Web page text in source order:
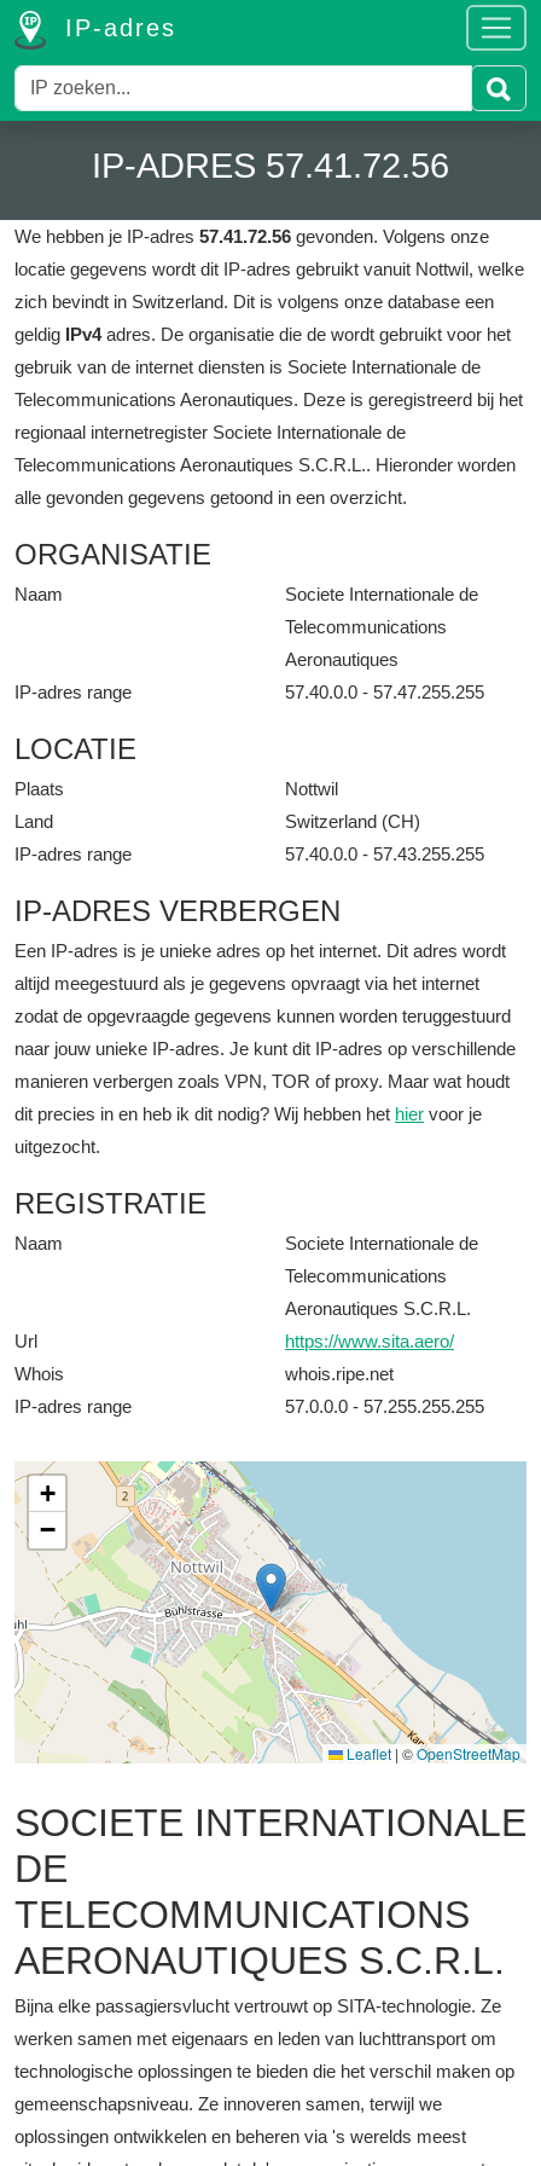
IP-adres
IP-ADRES 57.41.72.56
We hebben je IP-adres 57.41.72.56 gevonden. Volgens onze
locatie gegevens wordt dit IP-adres gebruikt vanuit Nottwil, welke
zich bevindt in Switzerland. Dit is volgens onze database een
geldig IPv4adres. De organisatie die de wordt gebruikt voor het
gebruik van de internet diensten is Societe Internationale de
Telecommunications Aeronautiques. Deze is geregistreerd bij het
regionaal internetregister Societe Internationale de
Telecommunications Aeronautiques S.C.R.L.. Hieronder worden
alle gevonden gegevens getoond in een overzicht.
ORGANISATIE
Naam
Societe Internationale de
Telecommunications
Aeronautiques
IP-adres range
57.40.0.0 - 57.47.255.255
LOCATIE
Plaats
Nottwil
Land
Switzerland (CH)
IP-adres range
57.40.0.0 - 57.43.255.255
IP-ADRES VERBERGEN
Een IP-adres is je unieke adres op het internet. Dit adres wordt
altijd meegestuurd als je gegevens opvraagt via het internet
zodat de opgevraagde gegevens kunnen worden teruggestuurd
naar jouw unieke IP-adres. Je kunt dit IP-adres op verschillende
manieren verbergen zoals VPN, TOR of proxy. Maar wat houdt
dit precies in en heb ik dit nodig? Wij hebben het hier voor je
uitgezocht.
REGISTRATIE
Naam
Societe Internationale de
Telecommunications
Aeronautiques S.C.R.L.
Url
https://www.sita.aero/
Whois
whois.ripe.net
IP-adres range
57.0.0.0 - 57.255.255.255
+
−
Leaflet | ©OpenStreetMap
SOCIETE INTERNATIONALE
DE
TELECOMMUNICATIONS
AERONAUTIQUES S.C.R.L.
Bijna elke passagiersvlucht vertrouwt op SITA-technologie. Ze
werken samen met eigenaars en leden van luchttransport om
technologische oplossingen te bieden die het verschil maken op
gemeenschapsniveau. Ze innoveren samen, terwijl we
oplossingen ontwikkelen en beheren via 's werelds meest